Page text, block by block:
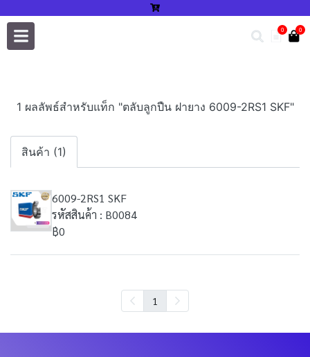
0 0
1 ผลลัพธ์สำหรับแท็ก "ตลับลูกปืน ฝายาง 6009-2RS1 SKF"
สินค้า (1)
6009-2RS1 SKF
รหัสสินค้า : B0084
฿0
1